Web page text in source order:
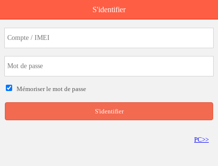
S'identifier
Mémoriser le mot de passe
S'identifier
PC>>